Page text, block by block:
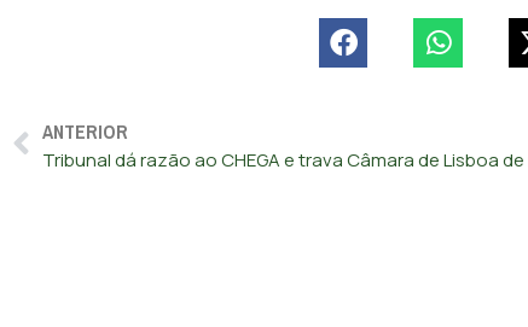
ANTERIOR